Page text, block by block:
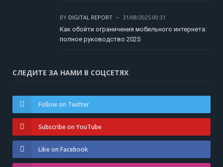
BY DIGITAL REPORT
31/08/2025 00:31
Как обойти ограничения мобильного интернета:
полное руководство 2025
СЛЕДИТЕ ЗА НАМИ В СОЦСЕТЯХ
Follow on Twitter
Subscribe on YouTube
Like on Facebook